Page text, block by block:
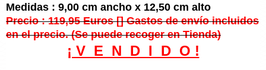
Medidas : 9,00 cm ancho x 12,50 cm alto
Precio : 119,95 Euros [] Gastos de envío incluidos
en el precio. (Se puede recoger en Tienda)
¡ V E N D I D O !